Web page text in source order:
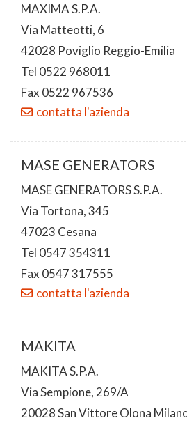
MAXIMA S.P.A.
Via Matteotti, 6
42028 Poviglio Reggio-Emilia
Tel 0522 968011
Fax 0522 967536
contatta l'azienda
MASE GENERATORS
MASE GENERATORS S.P.A.
Via Tortona, 345
47023 Cesana
Tel 0547 354311
Fax 0547 317555
contatta l'azienda
MAKITA
MAKITA S.P.A.
Via Sempione, 269/A
20028 San Vittore Olona